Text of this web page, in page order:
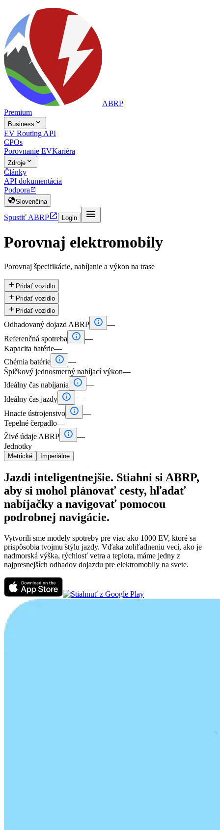
ABRP
Premium
Business 
EV Routing API
CPOs
Porovnanie EVKariéra
Zdroje 
Články
API dokumentácia
Podpora 
Slovenčina
Spustiť ABRP Login 
Porovnaj elektromobily
Porovnaj špecifikácie, nabíjanie a výkon na trase
 Pridať vozidlo
 Pridať vozidlo
 Pridať vozidlo
Odhadovaný dojazd ABRP  —
Referenčná spotreba
 —
Kapacita batérie—
Chémia batérie  —
Špičkový jednosmerný nabíjací výkon—
Ideálny čas nabíjania
 —
Ideálny čas jazdy  —
Hnacie ústrojenstvo  —
Tepelné čerpadlo—
Živé údaje ABRP  —
Jednotky
Metrické Imperiálne
Jazdi inteligentnejšie. Stiahni si ABRP,
aby si mohol plánovať cesty, hľadať
nabíjačky a navigovať pomocou
podrobnej navigácie.
Vytvorili sme modely spotreby pre viac ako 1000 EV, ktoré sa
prispôsobia tvojmu štýlu jazdy. Vďaka zohľadneniu vecí, ako je
nadmorská výška, rýchlosť vetra a teplota, máme jedny z
najpresnejších odhadov dojazdu pre elektromobily na svete.